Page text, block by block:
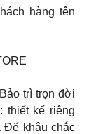
hàng tên
trì trọn đời
thiết kế riêng
Đế khâu chắc